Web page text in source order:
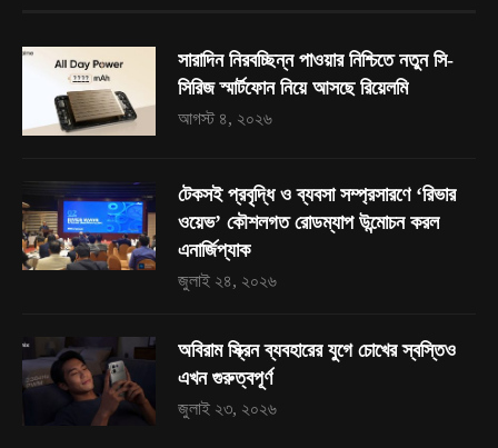
সারাদিন নিরবচ্ছিন্ন পাওয়ার নিশ্চিতে নতুন সি-
সিরিজ স্মার্টফোন নিয়ে আসছে রিয়েলমি
আগস্ট ৪, ২০২৬
টেকসই প্রবৃদ্ধি ও ব্যবসা সম্প্রসারণে ‘রিভার
ওয়েভ’ কৌশলগত রোডম্যাপ উন্মোচন করল
এনার্জিপ্যাক
জুলাই ২৪, ২০২৬
অবিরাম স্ক্রিন ব্যবহারের যুগে চোখের স্বস্তিও
এখন গুরুত্বপূর্ণ
জুলাই ২৩, ২০২৬